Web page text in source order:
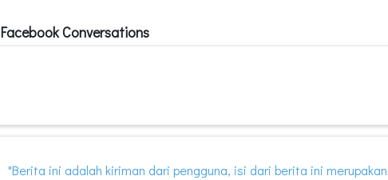
Facebook Conversations
"Berita ini adalah kiriman dari pengguna, isi dari berita ini